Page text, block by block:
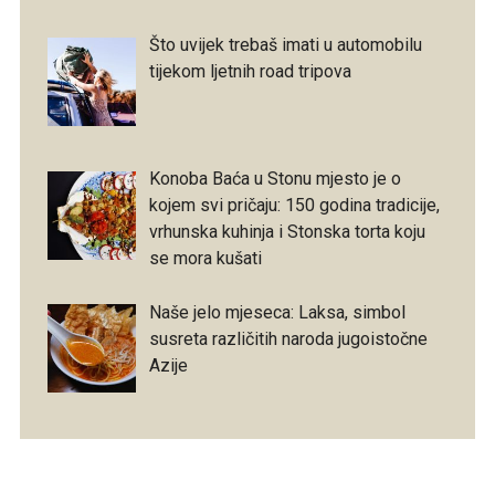
Što uvijek trebaš imati u automobilu
tijekom ljetnih road tripova
Konoba Baća u Stonu mjesto je o
kojem svi pričaju: 150 godina tradicije,
vrhunska kuhinja i Stonska torta koju
se mora kušati
Naše jelo mjeseca: Laksa, simbol
susreta različitih naroda jugoistočne
Azije